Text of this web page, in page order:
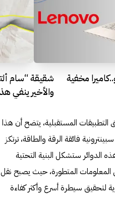
مخفية
شقيقة “سام
والأخير ينفي
التطبيقات المستقبلية، يتضح أن هذا
فائقة الرقة والطاقة، ترتكز
الدوائر ستشكل البنية التحتية
المتطورة، حيث يصبح نقل
لتحقيق سيطرة أسرع وأكثر كفاءة